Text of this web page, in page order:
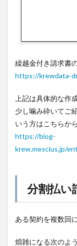
繰越金付き請求書
https://krewdata-
上記は具体的な作
少し噛み砕いてご
いう方はこちらか
https://blog-
krew.mescius.jp/
分割払い
ある契約を複数回
煩雑になる次のよ